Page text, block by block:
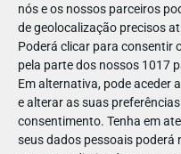
nós e os nossos parceiros
de geolocalização precisos
Poderá clicar para consentir
pela parte dos nossos 1017
Em alternativa, pode aceder
e alterar as suas
consentimento. Tenha em
seus dados pessoais poderá
formação em primeiros
em caso de emergência
e cumprem (por exemplo,
Deverá haver um plano
de incêndio e saídas de
• Procure perceber como